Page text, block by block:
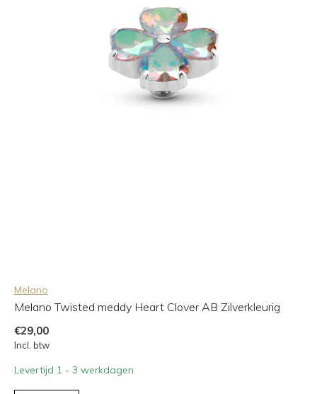
Melano
Melano Twisted meddy Heart Clover AB Zilverkleurig
€29,00
Incl. btw
Levertijd 1 - 3 werkdagen